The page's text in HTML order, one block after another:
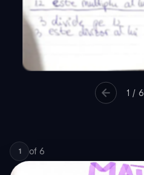
1 /6
1 of 6